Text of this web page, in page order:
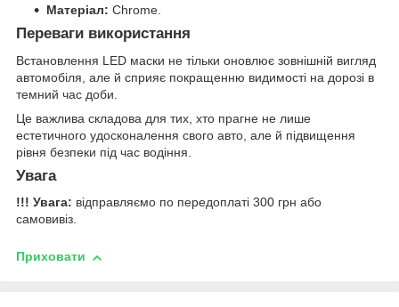
Матеріал: Chrome.
Переваги використання
Встановлення LED маски не тільки оновлює зовнішній вигляд
автомобіля, але й сприяє покращенню видимості на дорозі в
темний час доби.
Це важлива складова для тих, хто прагне не лише
естетичного удосконалення свого авто, але й підвищення
рівня безпеки під час водіння.
Увага
!!! Увага: відправляємо по передоплаті 300 грн або
самовивіз.
Приховати